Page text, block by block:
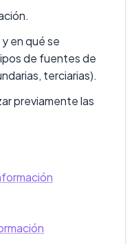
en qué se
de fuentes de
terciarias).
previamente las